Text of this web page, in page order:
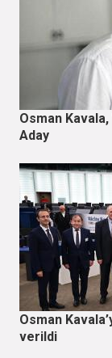
Osman
Aday
Osman
verildi